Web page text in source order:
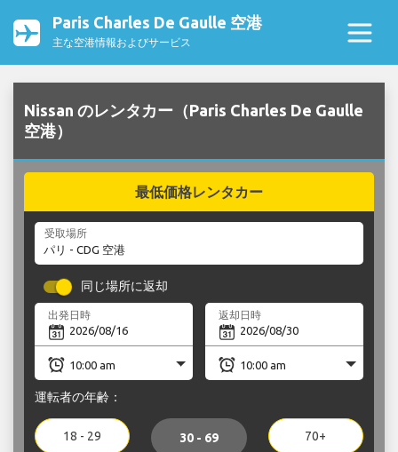
Paris Charles De Gaulle 空港
主な空港情報およびサービス
Nissan のレンタカー（Paris Charles De Gaulle
空港）
最低価格レンタカー
受取場所
同じ場所に返却
出発日時 返却日時
運転者の年齢：
18 - 29 30 - 69 70+